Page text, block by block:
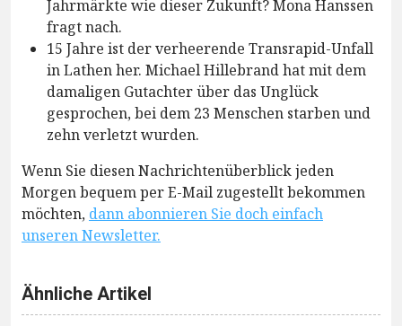
Jahrmärkte wie dieser Zukunft? Mona Hanssen
fragt nach.
15 Jahre ist der verheerende Transrapid-Unfall
in Lathen her. Michael Hillebrand hat mit dem
damaligen Gutachter über das Unglück
gesprochen, bei dem 23 Menschen starben und
zehn verletzt wurden.
Wenn Sie diesen Nachrichtenüberblick jeden
Morgen bequem per E-Mail zugestellt bekommen
möchten, dann abonnieren Sie doch einfach
unseren Newsletter.
Ähnliche Artikel